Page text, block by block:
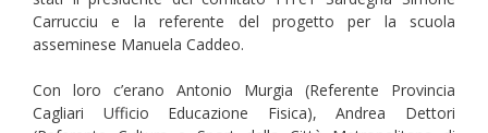
Carrucciu e la referente del progetto per la scuola
asseminese Manuela Caddeo.
Con loro c’erano Antonio Murgia (Referente Provincia
Cagliari Ufficio Educazione Fisica), Andrea Dettori